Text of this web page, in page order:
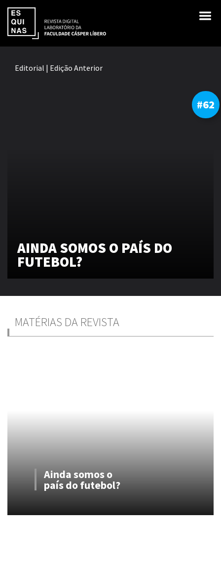
Editorial | Edição Anterior
#62
AINDA SOMOS O PAÍS DO
FUTEBOL?
MATÉRIAS DA REVISTA
Ainda somos o
país do futebol?